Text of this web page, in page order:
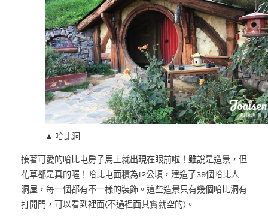
▲ 哈比洞
接著可愛的哈比屯房子馬上就出現在眼前啦！雖說是造景，但
花草都是真的喔！哈比屯面積為12公頃，建造了39個哈比人
洞屋，每一個都有不一樣的裝飾。這些造景只有幾個哈比洞有
打開門，可以看到裡面(不過裡面其實就空的)。